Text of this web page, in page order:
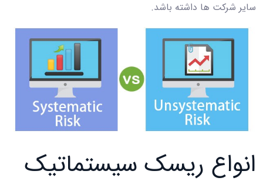
سایر شرکت ‌ها داشته باشد.
انواع ریسک سیستماتیک